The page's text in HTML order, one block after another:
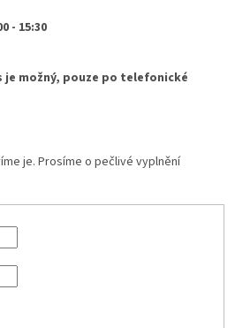
- 15:30
možný, pouze po telefonické
je. Prosíme o pečlivé vyplnění